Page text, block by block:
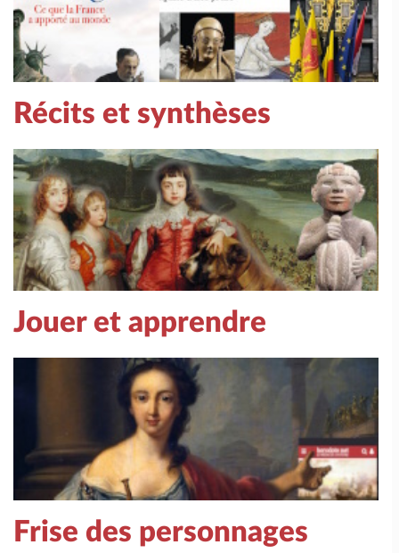
Récits et synthèses
Jouer et apprendre
Frise des personnages